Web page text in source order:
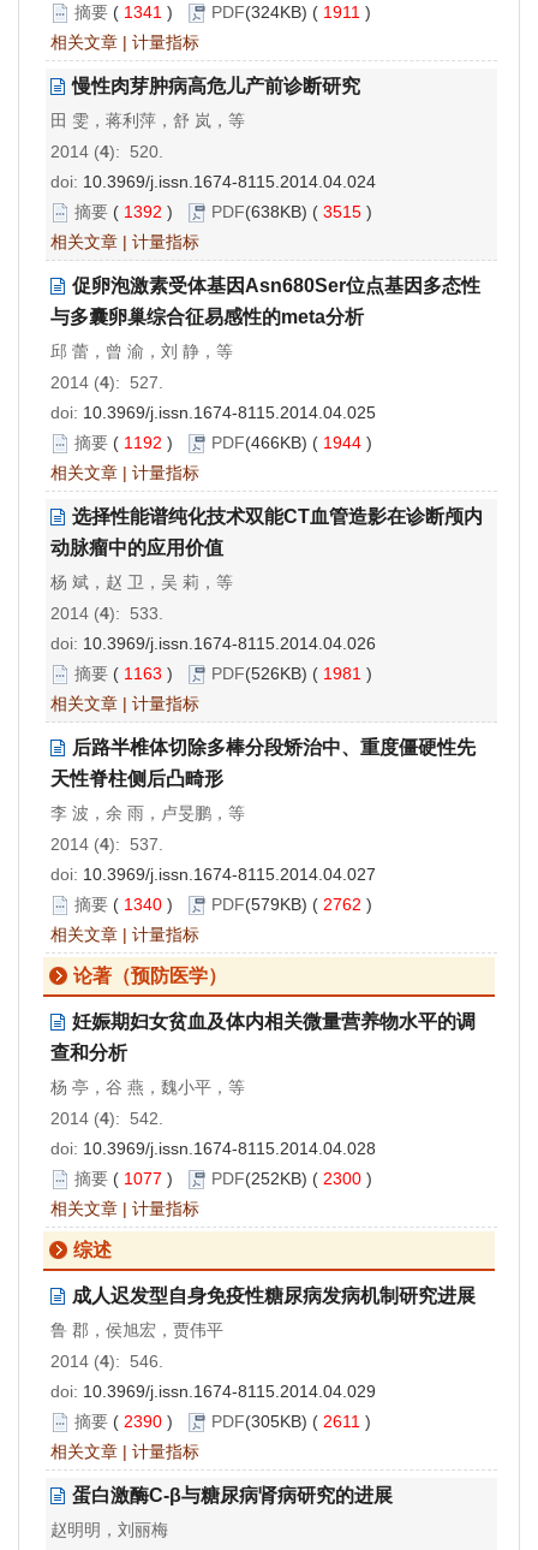
摘要 ( 1341 ) PDF(324KB) ( 1911 )
相关文章 | 计量指标
慢性肉芽肿病高危儿产前诊断研究
田 雯，蒋利萍，舒 岚，等
2014 (4): 520.
doi: 10.3969/j.issn.1674-8115.2014.04.024
摘要 ( 1392 ) PDF(638KB) ( 3515 )
相关文章 | 计量指标
促卵泡激素受体基因Asn680Ser位点基因多态性
与多囊卵巢综合征易感性的meta分析
邱 蕾，曾 渝，刘 静，等
2014 (4): 527.
doi: 10.3969/j.issn.1674-8115.2014.04.025
摘要 ( 1192 ) PDF(466KB) ( 1944 )
相关文章 | 计量指标
选择性能谱纯化技术双能CT血管造影在诊断颅内
动脉瘤中的应用价值
杨 斌，赵 卫，吴 莉，等
2014 (4): 533.
doi: 10.3969/j.issn.1674-8115.2014.04.026
摘要 ( 1163 ) PDF(526KB) ( 1981 )
相关文章 | 计量指标
后路半椎体切除多棒分段矫治中、重度僵硬性先
天性脊柱侧后凸畸形
李 波，余 雨，卢旻鹏，等
2014 (4): 537.
doi: 10.3969/j.issn.1674-8115.2014.04.027
摘要 ( 1340 ) PDF(579KB) ( 2762 )
相关文章 | 计量指标
论著（预防医学）
妊娠期妇女贫血及体内相关微量营养物水平的调
查和分析
杨 亭，谷 燕，魏小平，等
2014 (4): 542.
doi: 10.3969/j.issn.1674-8115.2014.04.028
摘要 ( 1077 ) PDF(252KB) ( 2300 )
相关文章 | 计量指标
综述
成人迟发型自身免疫性糖尿病发病机制研究进展
鲁 郡，侯旭宏，贾伟平
2014 (4): 546.
doi: 10.3969/j.issn.1674-8115.2014.04.029
摘要 ( 2390 ) PDF(305KB) ( 2611 )
相关文章 | 计量指标
蛋白激酶C-β与糖尿病肾病研究的进展
赵明明，刘丽梅